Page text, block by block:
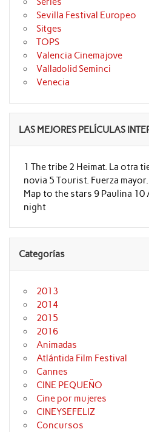
Sevilla Festival Europeo
Sitges
TOPS
Valencia Cinemajove
Valladolid Seminci
Venecia
LAS MEJORES PELÍCULAS
1 The tribe 2 Heimat. La otra
novia 5 Tourist. Fuerza
Map to the stars 9 Paulina 10
night
Categorías
2013
2014
2015
2016
Animadas
Atlántida Film Festival
Cannes
CINE PEQUEÑO
Cine por mujeres
CINEYSEFELIZ
Concursos